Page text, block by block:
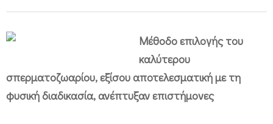
π
α
Μέθοδο επιλογής του
καλύτερου
σπερματοζωαρίου, εξίσου αποτελεσματική με τη
φυσική διαδικασία, ανέπτυξαν επιστήμονες